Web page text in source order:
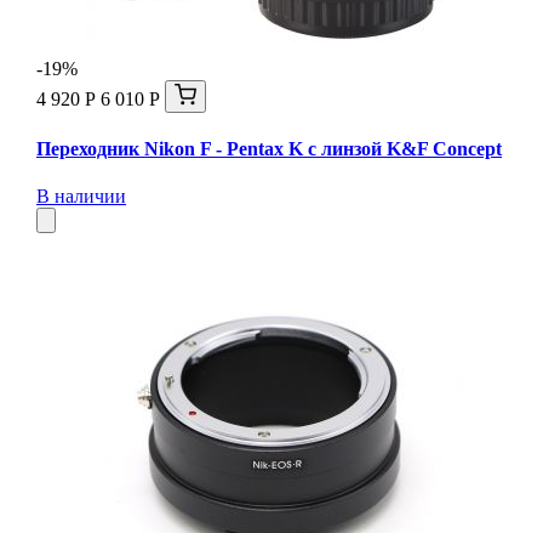
-19%
4 920 Р 6 010 Р
Переходник Nikon F - Pentax K с линзой K&F Concept
В наличии